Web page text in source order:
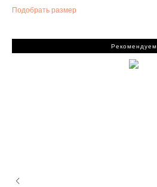
Подобрать размер
Рекомендуем